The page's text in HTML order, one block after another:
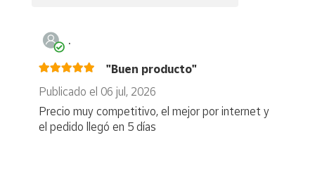
.
"Buen producto"
Publicado el 06 jul, 2026
Precio muy competitivo, el mejor por internet y
el pedido llegó en 5 días